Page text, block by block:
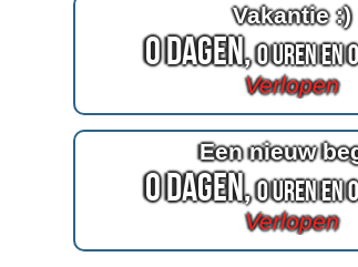
Vakantie :)
0 Dagen,0 Uren en
Verlopen
Een nieuw
0 Dagen,0 Uren en
Verlopen